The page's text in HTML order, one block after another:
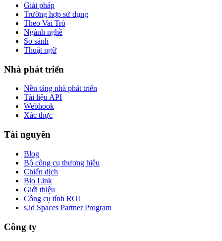
Giải pháp
Trường hợp sử dụng
Theo Vai Trò
Ngành nghề
So sánh
Thuật ngữ
Nhà phát triển
Nền tảng nhà phát triển
Tài liệu API
Webhook
Xác thực
Tài nguyên
Blog
Bộ công cụ thương hiệu
Chiến dịch
Bio Link
Giới thiệu
Công cụ tính ROI
s.id Spaces Partner Program
Công ty